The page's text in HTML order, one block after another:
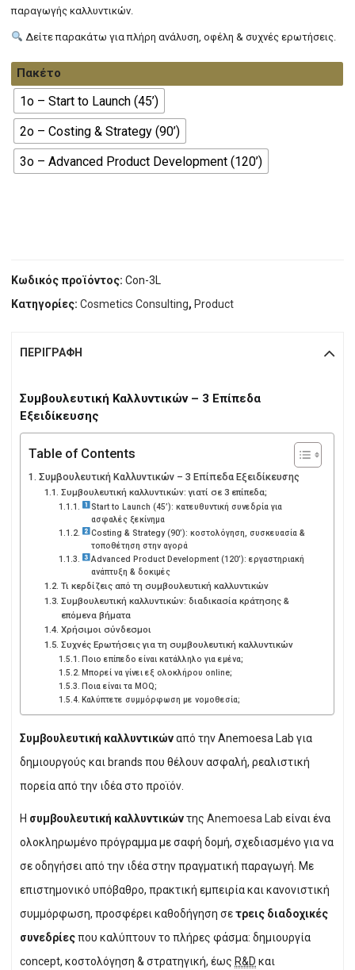
παραγωγής καλλυντικών.
Δείτε παρακάτω για πλήρη ανάλυση, οφέλη & συχνές ερωτήσεις.
Πακέτο
1ο – Start to Launch (45’)
2ο – Costing & Strategy (90’)
3ο – Advanced Product Development (120’)
Κωδικός προϊόντος:Con-3L
Κατηγορίες:Cosmetics Consulting, Product
ΠΕΡΙΓΡΑΦΉ
Συμβουλευτική Καλλυντικών – 3 Επίπεδα
Εξειδίκευσης
Table of Contents
Συμβουλευτική Καλλυντικών – 3 Επίπεδα Εξειδίκευσης
Συμβουλευτική καλλυντικών: γιατί σε 3 επίπεδα;
Start to Launch (45’): κατευθυντική συνεδρία για
ασφαλές ξεκίνημα
Costing & Strategy (90’): κοστολόγηση, συσκευασία &
τοποθέτηση στην αγορά
Advanced Product Development (120’): εργαστηριακή
ανάπτυξη & δοκιμές
Τι κερδίζεις από τη συμβουλευτική καλλυντικών
Συμβουλευτική καλλυντικών: διαδικασία κράτησης &
επόμενα βήματα
Χρήσιμοι σύνδεσμοι
Συχνές Ερωτήσεις για τη συμβουλευτική καλλυντικών
Ποιο επίπεδο είναι κατάλληλο για εμένα;
Μπορεί να γίνει εξ ολοκλήρου online;
Ποια είναι τα MOQ;
Καλύπτετε συμμόρφωση με νομοθεσία;
Συμβουλευτική καλλυντικώναπό την Anemoesa Lab για
δημιουργούς και brands που θέλουν ασφαλή, ρεαλιστική
πορεία από την ιδέα στο προϊόν.
Η συμβουλευτική καλλυντικώντηςAnemoesa Lab είναι ένα
ολοκληρωμένο πρόγραμμα με σαφή δομή, σχεδιασμένο για να
σε οδηγήσει από την ιδέα στην πραγματική παραγωγή. Με
επιστημονικό υπόβαθρο, πρακτική εμπειρία και κανονιστική
συμμόρφωση, προσφέρει καθοδήγηση σετρεις διαδοχικές
συνεδρίεςπου καλύπτουν το πλήρες φάσμα: δημιουργία
concept, κοστολόγηση & στρατηγική, έως R&D και